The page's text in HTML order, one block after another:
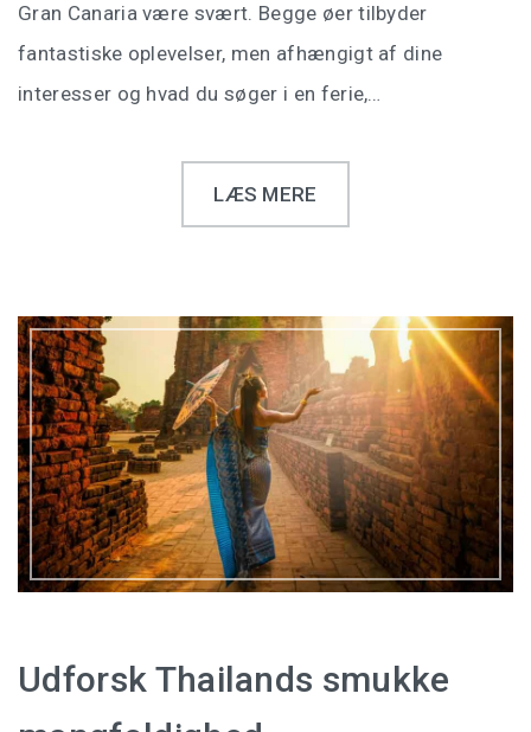
Gran Canaria være svært. Begge øer tilbyder
fantastiske oplevelser, men afhængigt af dine
interesser og hvad du søger i en ferie,…
LÆS MERE
Udforsk Thailands smukke